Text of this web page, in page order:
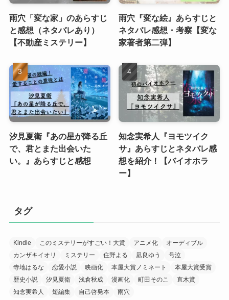
雨穴「変な家」のあらすじ
と感想（ネタバレあり）
【不動産ミステリー】
雨穴『変な絵』あらすじと
ネタバレ感想・考察【変な
家著者第二弾】
汐見夏衛『あの星が降る丘
で、君とまた出会いた
い。』あらすじと感想
知念実希人『ヨモツイク
サ』あらすじとネタバレ感
想を紹介！【バイオホラ
ー】
タグ
Kindle このミステリーがすごい！大賞 アニメ化
オーディブル
カンザキイオリ
ミステリー 住野よる 凪良ゆう
号泣
寺地はるな
恋愛小説 映画化 本屋大賞ノミネート
本屋大賞受賞
歴史小説
汐見夏衛 浅倉秋成 漫画化 町田そのこ
直木賞
知念実希人
短編集 自己啓発本 雨穴